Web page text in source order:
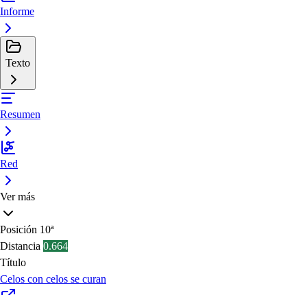
Informe
Texto
Resumen
Red
Ver más
Posición 10ª
Distancia 0.664
Título
Celos con celos se curan